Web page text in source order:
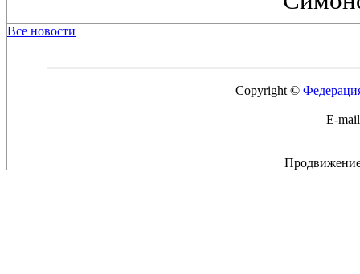
Все новости
Copyright ©
E-